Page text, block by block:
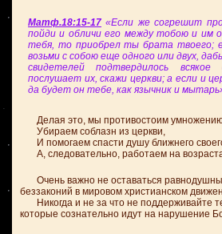
Матф.18:15-17 «Если же согрешит
пойди и обличи его между тобою и им
тебя, то приобрел ты брата твоего;
возьми с собою еще одного или двух,
свидетелей подтвердилось
послушает их, скажи церкви; а если и
да будет он тебе, как язычник и
Делая это, мы противостоим умножению
Убираем соблазн из церкви,
И помогаем спасти душу ближнего
А, следовательно, работаем на
Очень важно не оставаться
беззаконий в мировом христианском
Никогда и не за что не поддерживайте
которые сознательно идут на нарушение